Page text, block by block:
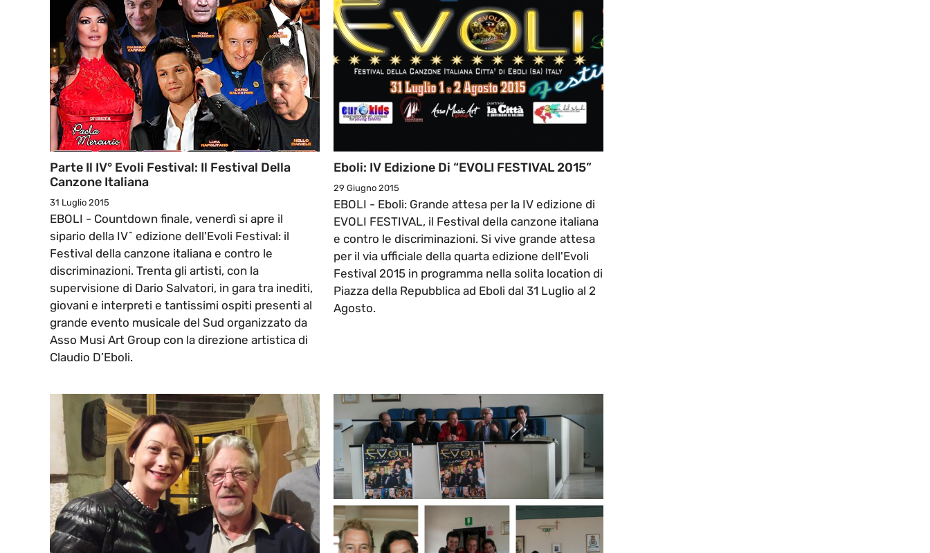
Parte Il IV° Evoli Festival: Il Festival Della
Canzone Italiana
31 Luglio 2015
EBOLI - Countdown finale, venerdì si apre il
sipario della IV^ edizione dell'Evoli Festival: il
Festival della canzone italiana e contro le
discriminazioni. Trenta gli artisti, con la
supervisione di Dario Salvatori, in gara tra inediti,
giovani e interpreti e tantissimi ospiti presenti al
grande evento musicale del Sud organizzato da
Asso Musi Art Group con la direzione artistica di
Claudio D’Eboli.
Eboli: IV Edizione Di “EVOLI FESTIVAL 2015”
29 Giugno 2015
EBOLI - Eboli: Grande attesa per la IV edizione di
EVOLI FESTIVAL, il Festival della canzone italiana
e contro le discriminazioni. Si vive grande attesa
per il via ufficiale della quarta edizione dell'Evoli
Festival 2015 in programma nella solita location di
Piazza della Repubblica ad Eboli dal 31 Luglio al 2
Agosto.